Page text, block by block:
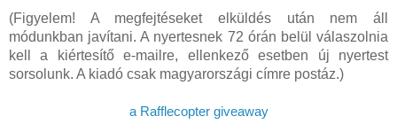
(Figyelem! A megfejtéseket elküldés után nem áll
módunkban javítani. A nyertesnek 72 órán belül válaszolnia
kell a kiértesítő e-mailre, ellenkező esetben új nyertest
sorsolunk. A kiadó csak magyarországi címre postáz.)
a Rafflecopter giveaway